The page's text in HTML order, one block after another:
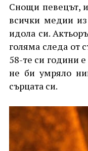
Снощи певецът,
всички медии из
идола си.
голяма следа от
58-те си години
не би умряло
сърцата си.